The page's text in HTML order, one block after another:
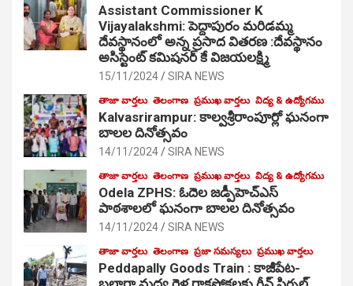
Assistant Commissioner K
Vijayalakshmi: పెద్దాపురం మరిడమ్మ
దేవస్థానంలో అన్న ప్రసాద వితరణ :దేవస్థానం
అసిస్టెంట్ కమిషనర్ కే విజయలక్ష్మి
15/11/2024 SIRA NEWS
తాజా వార్తలు తెలంగాణ ప్రముఖ వార్తలు విద్య & ఉద్యోగము
Kalvasrirampur: కాల్వశ్రీరాంపూర్లో ఘనంగా
బాలల దినోత్సవం
14/11/2024 SIRA NEWS
తాజా వార్తలు తెలంగాణ ప్రముఖ వార్తలు విద్య & ఉద్యోగము
Odela ZPHS: ఓదెల జ‌డ్పీహెచ్ఎస్
పాఠ‌శాల‌లో ఘనంగా బాలల దినోత్సవం
14/11/2024 SIRA NEWS
తాజా వార్తలు తెలంగాణ ప్రజా సమస్యలు ప్రముఖ వార్తలు
Peddapally Goods Train : కాజీపేట-